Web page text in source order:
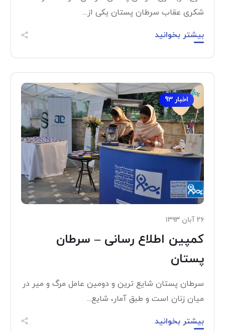
شکری عقاب سرطان پستان یکی از...
بیشتر بخوانید
اخبار 93
۲۶ آبان ۱۳۹۳
کمپین اطلاع رسانی – سرطان
پستان
سرطان پستان شایع ترین و دومین عامل مرگ و میر در
میان زنان است و طبق آمار، شایع...
بیشتر بخوانید